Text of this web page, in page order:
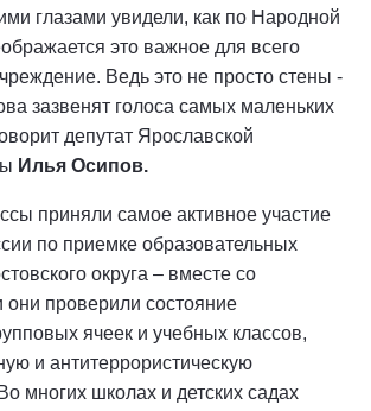
глазами увидели, как по Народной
это важное для всего
Ведь это не просто стены -
зазвенят голоса самых маленьких
депутат Ярославской
Илья Осипов.
приняли самое активное участие
по приемке образовательных
округа – вместе со
они проверили состояние
ячеек и учебных классов,
и антитеррористическую
многих школах и детских садах